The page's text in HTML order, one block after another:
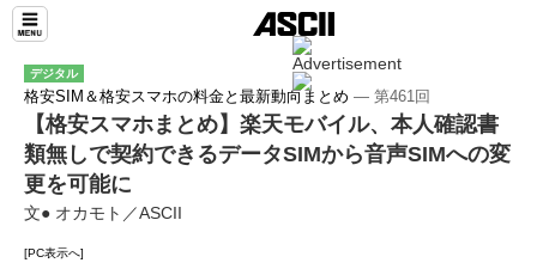
デジタル
格安SIM＆格安スマホの料金と最新動向まとめ ― 第461回
【格安スマホまとめ】楽天モバイル、本人確認書
類無しで契約できるデータSIMから音声SIMへの変
更を可能に
文● オカモト／ASCII
[PC表示へ]